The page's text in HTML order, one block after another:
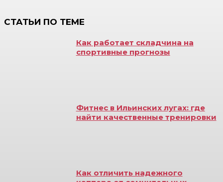
СТАТЬИ ПО ТЕМЕ
Как работает складчина на
спортивные прогнозы
Фитнес в Ильинских лугах: где
найти качественные тренировки
Как отличить надежного